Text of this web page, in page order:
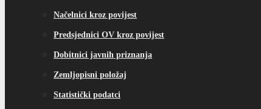
Načelnici kroz povijest
Predsjednici OV kroz povijest
Dobitnici javnih priznanja
Zemljopisni položaj
Statistički podatci